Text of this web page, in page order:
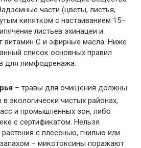
части (цветы, листья,
кипятком с настаиванием 15–
листьев эхинацеи и
витамин C и эфирные масла. Ниже
список основных правил
для лимфодренажа:
– травы для очищения должны
экологически чистых районах,
и промышленных зон, либо
с сертификатом. Нельзя
с плесенью, гнилью или
– микотоксины поражают